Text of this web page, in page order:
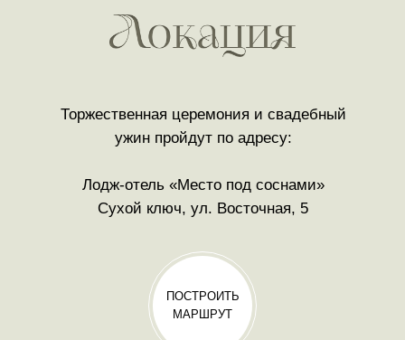
Торжественная церемония и свадебный
ужин пройдут по адресу:
Лодж-отель «Место под соснами»
Сухой ключ, ул. Восточная, 5
ПОСТРОИТЬ
МАРШРУТ